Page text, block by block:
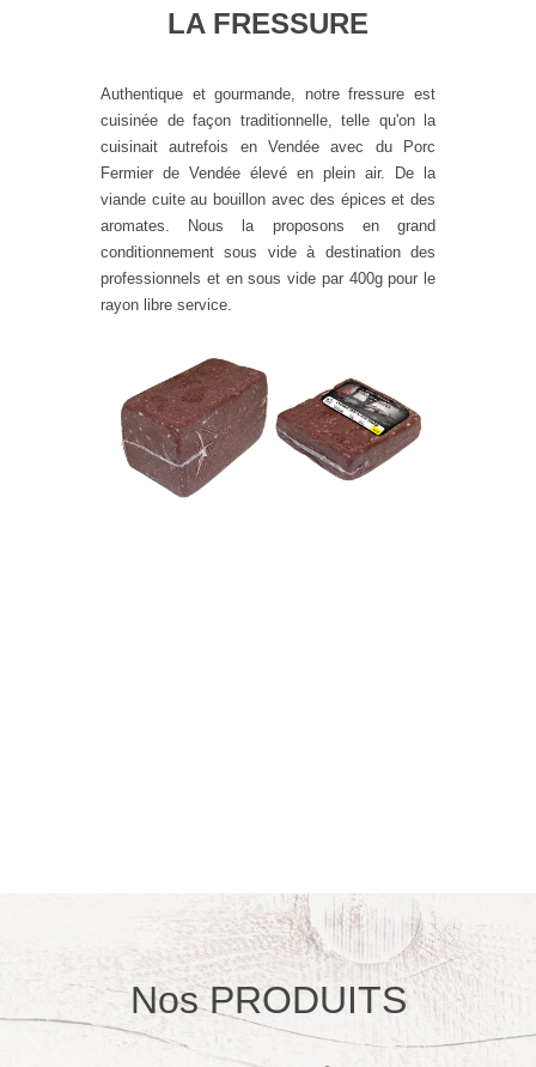
LA FRESSURE
Authentique et gourmande, notre fressure est
cuisinée de façon traditionnelle, telle qu'on la
cuisinait autrefois en Vendée avec du Porc
Fermier de Vendée élevé en plein air. De la
viande cuite au bouillon avec des épices et des
aromates. Nous la proposons en grand
conditionnement sous vide à destination des
professionnels et en sous vide par 400g pour le
rayon libre service.
Nos PRODUITS